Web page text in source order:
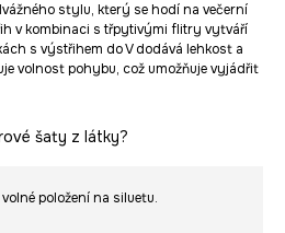
stylu, který se hodí na večerní
v kombinaci s třpytivými flitry vytváří
s výstřihem do V dodává lehkost a
volnost pohybu, což umožňuje vyjádřit
šaty z látky?
položení na siluetu.